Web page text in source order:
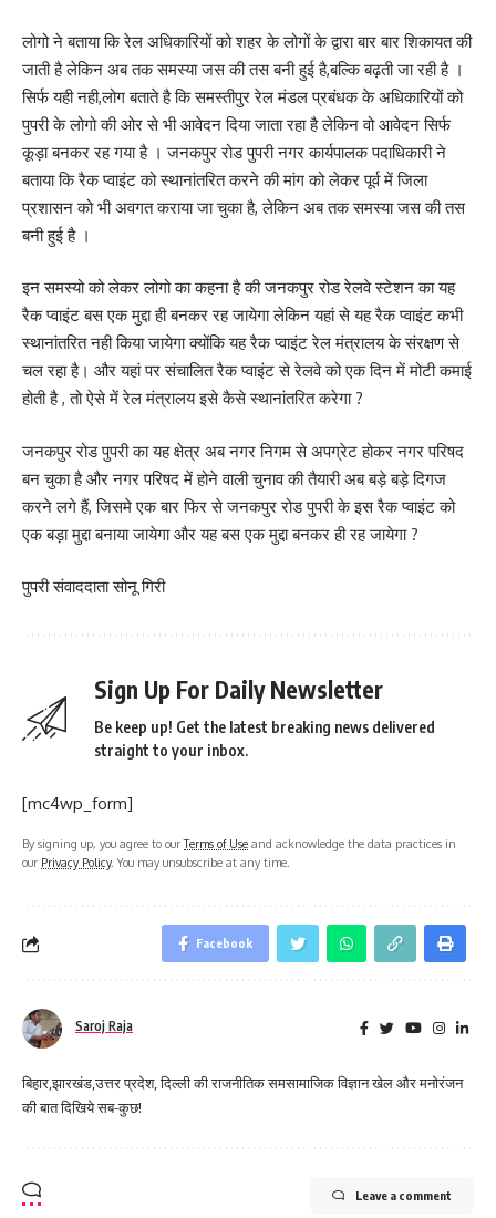
लोगो ने बताया कि रेल अधिकारियों को शहर के लोगों के द्वारा बार बार शिकायत की
जाती है लेकिन अब तक समस्या जस की तस बनी हुई है,बल्कि बढ़ती जा रही है ।
सिर्फ यही नही,लोग बताते है कि समस्तीपुर रेल मंडल प्रबंधक के अधिकारियों को
पुपरी के लोगो की ओर से भी आवेदन दिया जाता रहा है लेकिन वो आवेदन सिर्फ
कूड़ा बनकर रह गया है । जनकपुर रोड पुपरी नगर कार्यपालक पदाधिकारी ने
बताया कि रैक प्वाइंट को स्थानांतरित करने की मांग को लेकर पूर्व में जिला
प्रशासन को भी अवगत कराया जा चुका है, लेकिन अब तक समस्या जस की तस
बनी हुई है ।
इन समस्यो को लेकर लोगो का कहना है की जनकपुर रोड रेलवे स्टेशन का यह
रैक प्वाइंट बस एक मुद्दा ही बनकर रह जायेगा लेकिन यहां से यह रैक प्वाइंट कभी
स्थानांतरित नही किया जायेगा क्योंकि यह रैक प्वाइंट रेल मंत्रालय के संरक्षण से
चल रहा है। और यहां पर संचालित रैक प्वाइंट से रेलवे को एक दिन में मोटी कमाई
होती है , तो ऐसे में रेल मंत्रालय इसे कैसे स्थानांतरित करेगा ?
जनकपुर रोड पुपरी का यह क्षेत्र अब नगर निगम से अपग्रेट होकर नगर परिषद
बन चुका है और नगर परिषद में होने वाली चुनाव की तैयारी अब बड़े बड़े दिगज
करने लगे हैं, जिसमे एक बार फिर से जनकपुर रोड पुपरी के इस रैक प्वाइंट को
एक बड़ा मुद्दा बनाया जायेगा और यह बस एक मुद्दा बनकर ही रह जायेगा ?
पुपरी संवाददाता सोनू गिरी
Sign Up For Daily Newsletter
Be keep up! Get the latest breaking news delivered
straight to your inbox.
[mc4wp_form]
By signing up, you agree to ourTerms of Use and acknowledge the data practices in
our Privacy Policy. You may unsubscribe at any time.
Facebook
Saroj Raja
बिहार,झारखंड,उत्तर प्रदेश, दिल्ली की राजनीतिक समसामाजिक विज्ञान खेल और मनोरंजन
की बात दिखिये सब-कुछ!
Leave a comment